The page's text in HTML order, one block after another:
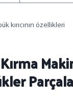
kırıcının özellikleri